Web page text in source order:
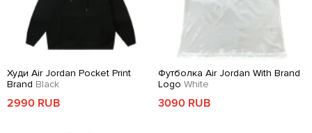
Худи Air Jordan Pocket Print
Brand Black
2990 RUB
Футболка Air Jordan With Brand
Logo White
3090 RUB